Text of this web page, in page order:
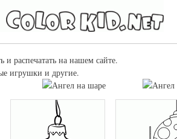
и распечатать на нашем сайте.
игрушки и другие.